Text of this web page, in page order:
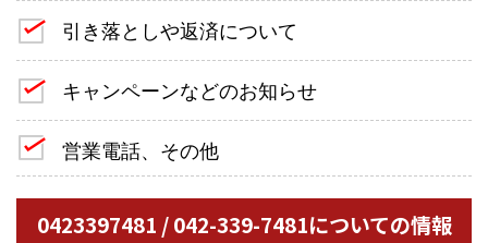
引き落としや返済について
キャンペーンなどのお知らせ
営業電話、その他
0423397481 / 042-339-7481についての情報